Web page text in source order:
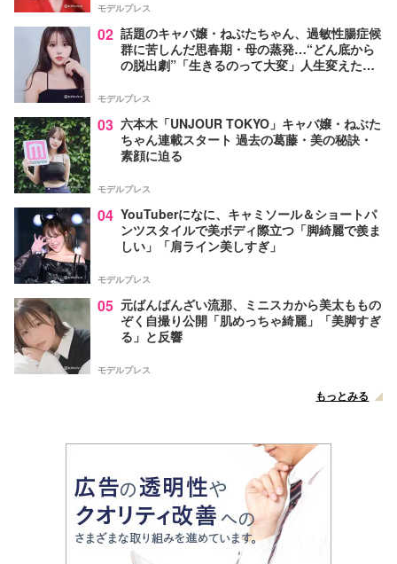
モデルプレス
02 話題のキャバ嬢・ねぶたちゃん、過敏性腸症候
群に苦しんだ思春期・母の蒸発…“どん底から
の脱出劇”「生きるのって大変」人生変えた言
モデルプレス
03 六本木「UNJOUR TOKYO」キャバ嬢・ねぶた
ちゃん連載スタート 過去の葛藤・美の秘訣・
素顔に迫る
モデルプレス
04 YouTuberになに、キャミソール＆ショートパ
ンツスタイルで美ボディ際立つ「脚綺麗で羨ま
しい」「肩ライン美しすぎ」
モデルプレス
05 元ばんばんざい流那、ミニスカから美太ももの
ぞく自撮り公開「肌めっちゃ綺麗」「美脚すぎ
る」と反響
モデルプレス
もっとみる